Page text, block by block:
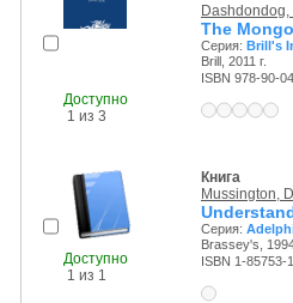
Доступно
1 из 3
Dashdondog,
The
Серия: Brill's
Brill, 2011 г.
ISBN 978-90-
Доступно
1 из 1
Книга
Mussington,
Серия:
Brassey's,
ISBN 1-85753-